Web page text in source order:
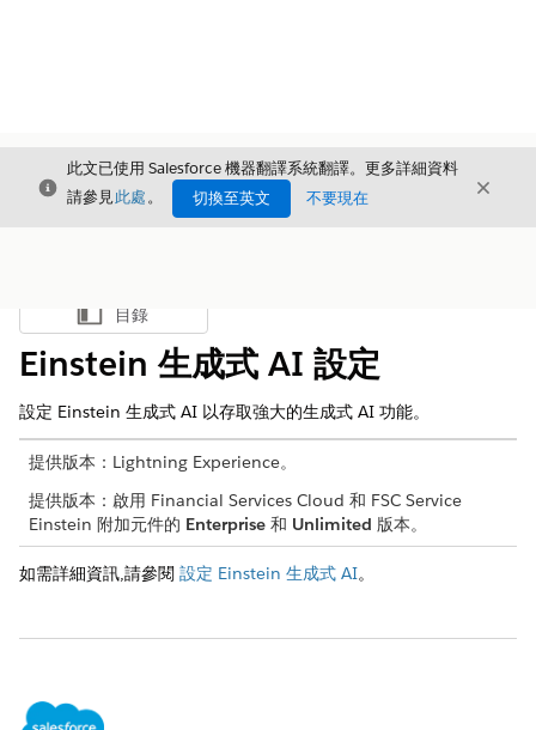
結束
此文已使用 Salesforce 機器翻譯系統翻譯。更多詳細資料
請參見此處。 切換至英文 不要現在 結束
顯示目錄
目錄
Einstein 生成式 AI 設定
設定 Einstein 生成式 AI 以存取強大的生成式 AI 功能。
提供版本：Lightning Experience。
提供版本：啟用 Financial Services Cloud 和 FSC Service
Einstein 附加元件的 Enterprise 和 Unlimited 版本。
如需詳細資訊,請參閱 設定 Einstein 生成式 AI。